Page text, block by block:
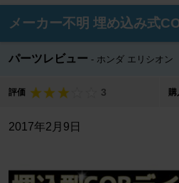
メーカー不明 埋め込み式
パーツレビュー ホンダ エリシオン
評価 3
2017年2月9日